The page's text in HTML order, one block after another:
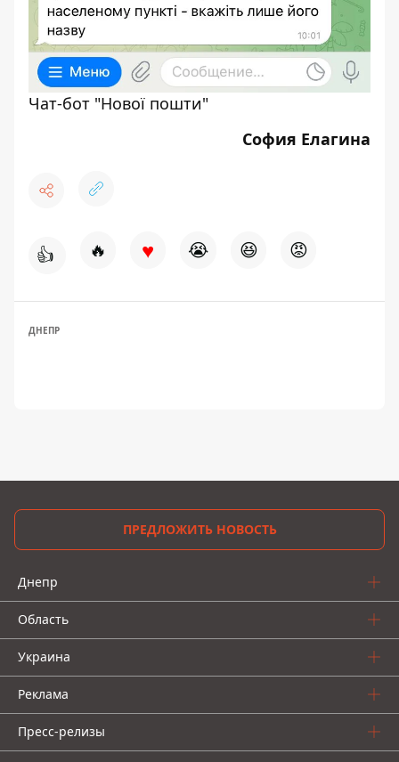
Чат-бот "Нової пошти"
София Елагина
👍 🔥 ♥ 😭 😆 😡
ДНЕПР
ПРЕДЛОЖИТЬ НОВОСТЬ
Днепр
Область
Украина
Реклама
Пресс-релизы